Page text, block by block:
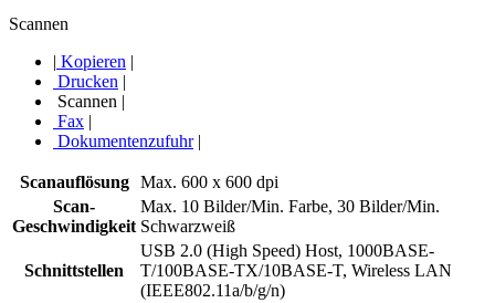
Scannen
| Kopieren |
Drucken |
Scannen |
Fax |
Dokumentenzufuhr|
Scanauflösung
Max. 600 x 600 dpi
Scan-
Geschwindigkeit
Max. 10 Bilder/Min. Farbe, 30 Bilder/Min.
Schwarzweiß
Schnittstellen
USB 2.0 (High Speed) Host, 1000BASE-
T/100BASE-TX/10BASE-T, Wireless LAN
(IEEE802.11a/b/g/n)